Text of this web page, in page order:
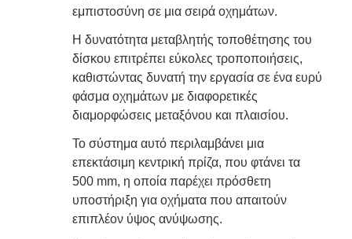
εμπιστοσύνη σε μια σειρά οχημάτων.
Η δυνατότητα μεταβλητής τοποθέτησης του
δίσκου επιτρέπει εύκολες τροποποιήσεις,
καθιστώντας δυνατή την εργασία σε ένα ευρύ
φάσμα οχημάτων με διαφορετικές
διαμορφώσεις μεταξόνου και πλαισίου.
Το σύστημα αυτό περιλαμβάνει μια
επεκτάσιμη κεντρική πρίζα, που φτάνει τα
500 mm, η οποία παρέχει πρόσθετη
υποστήριξη για οχήματα που απαιτούν
επιπλέον ύψος ανύψωσης.